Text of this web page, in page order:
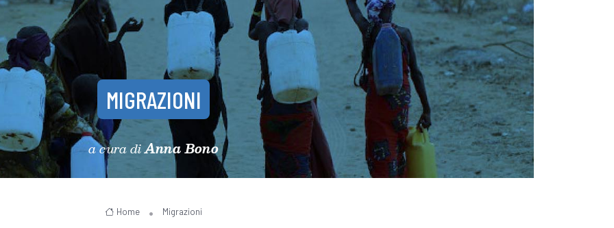
MIGRAZIONI
a cura diAnna Bono
Home Migrazioni